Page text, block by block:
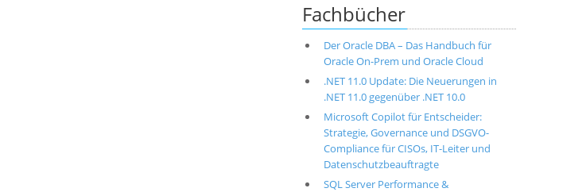
Fachbücher
Der Oracle DBA – Das Handbuch für
Oracle On-Prem und Oracle Cloud
.NET 11.0 Update: Die Neuerungen in
.NET 11.0 gegenüber .NET 10.0
Microsoft Copilot für Entscheider:
Strategie, Governance und DSGVO-
Compliance für CISOs, IT-Leiter und
Datenschutzbeauftragte
SQL Server Performance &